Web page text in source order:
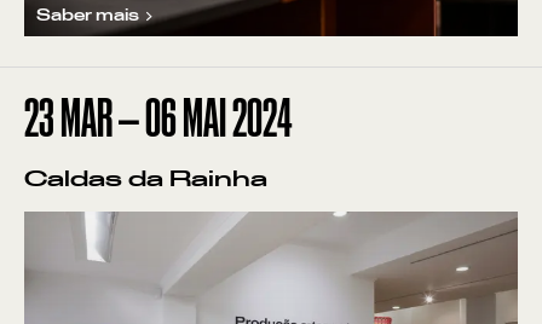
Saber mais
23 MAR—06 MAI 2024
Caldas da Rainha